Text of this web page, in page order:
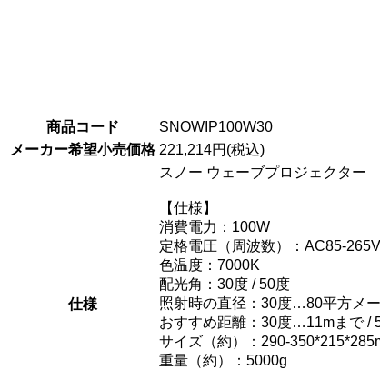
商品コード
SNOWIP100W30
メーカー希望小売価格 221,214円(税込)
仕様
スノー ウェーブプロジェクター
【仕様】
消費電力：100W
定格電圧（周波数）：AC85-265V
色温度：7000K
配光角：30度 / 50度
照射時の直径：30度…80平方メ
おすすめ距離：30度…11mまで /
サイズ（約）：290-
重量（約）：5000g